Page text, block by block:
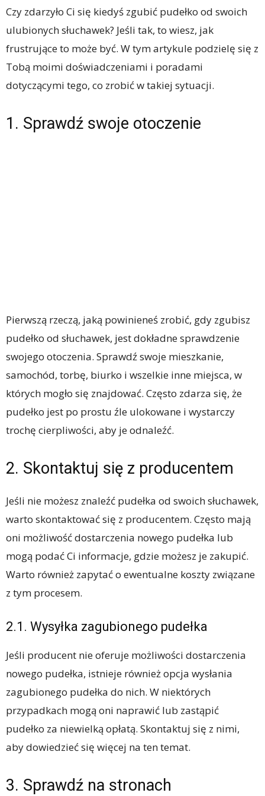
Czy zdarzyło Ci się kiedyś zgubić pudełko od swoich
ulubionych słuchawek? Jeśli tak, to wiesz, jak
frustrujące to może być. W tym artykule podzielę się z
Tobą moimi doświadczeniami i poradami
dotyczącymi tego, co zrobić w takiej sytuacji.
1. Sprawdź swoje otoczenie
Pierwszą rzeczą, jaką powinieneś zrobić, gdy zgubisz
pudełko od słuchawek, jest dokładne sprawdzenie
swojego otoczenia. Sprawdź swoje mieszkanie,
samochód, torbę, biurko i wszelkie inne miejsca, w
których mogło się znajdować. Często zdarza się, że
pudełko jest po prostu źle ulokowane i wystarczy
trochę cierpliwości, aby je odnaleźć.
2. Skontaktuj się z producentem
Jeśli nie możesz znaleźć pudełka od swoich słuchawek,
warto skontaktować się z producentem. Często mają
oni możliwość dostarczenia nowego pudełka lub
mogą podać Ci informacje, gdzie możesz je zakupić.
Warto również zapytać o ewentualne koszty związane
z tym procesem.
2.1. Wysyłka zagubionego pudełka
Jeśli producent nie oferuje możliwości dostarczenia
nowego pudełka, istnieje również opcja wysłania
zagubionego pudełka do nich. W niektórych
przypadkach mogą oni naprawić lub zastąpić
pudełko za niewielką opłatą. Skontaktuj się z nimi,
aby dowiedzieć się więcej na ten temat.
3. Sprawdź na stronach